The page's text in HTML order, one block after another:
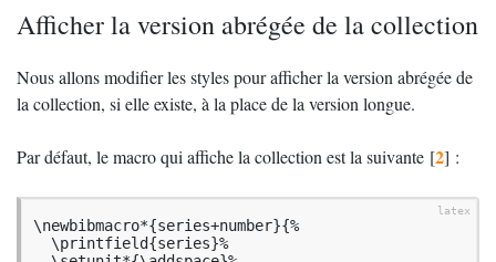
Afficher la version abrégée de la collection
Nous allons modifier les styles pour afficher la version abrégée de
la collection, si elle existe, à la place de la version longue.
Par défaut, le macro qui affiche la collection est la suivante [2] :
\newbibmacro*{series+number}{%